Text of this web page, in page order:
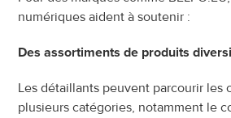
numériques aident à soutenir :
Des assortiments de produits
Les détaillants peuvent parcourir les
plusieurs catégories, notamment le